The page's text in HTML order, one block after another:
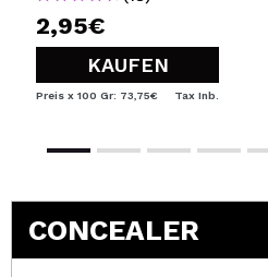
2,95€
KAUFEN
Preis x 100 Gr: 73,75€ Tax Inb.
CONCEALER